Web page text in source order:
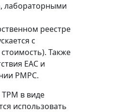
лабораторными
реестре
с
Также
ЕАС и
РМРС.
ТРМ в виде
использовать